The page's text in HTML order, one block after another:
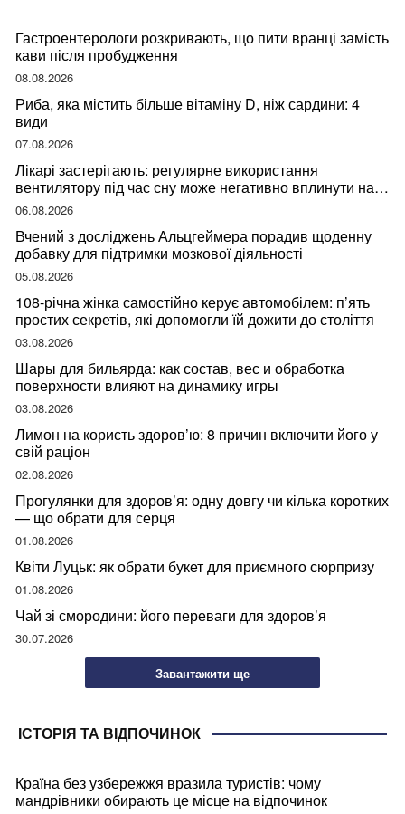
Гастроентерологи розкривають, що пити вранці замість
кави після пробудження
08.08.2026
Риба, яка містить більше вітаміну D, ніж сардини: 4
види
07.08.2026
Лікарі застерігають: регулярне використання
вентилятору під час сну може негативно вплинути на
ваше здоров’я
06.08.2026
Вчений з досліджень Альцгеймера порадив щоденну
добавку для підтримки мозкової діяльності
05.08.2026
108-річна жінка самостійно керує автомобілем: п’ять
простих секретів, які допомогли їй дожити до століття
03.08.2026
Шары для бильярда: как состав, вес и обработка
поверхности влияют на динамику игры
03.08.2026
Лимон на користь здоров’ю: 8 причин включити його у
свій раціон
02.08.2026
Прогулянки для здоров’я: одну довгу чи кілька коротких
— що обрати для серця
01.08.2026
Квіти Луцьк: як обрати букет для приємного сюрпризу
01.08.2026
Чай зі смородини: його переваги для здоров’я
30.07.2026
Завантажити ще
ІСТОРІЯ ТА ВІДПОЧИНОК
Країна без узбережжя вразила туристів: чому
мандрівники обирають це місце на відпочинок